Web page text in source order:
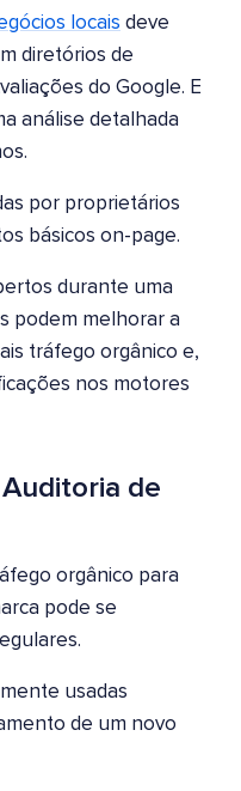
locais deve
diretórios de
do Google. E
análise detalhada
por proprietários
básicos on-page.
durante uma
podem melhorar a
tráfego orgânico e,
nos motores
de
orgânico para
pode se
usadas
de um novo